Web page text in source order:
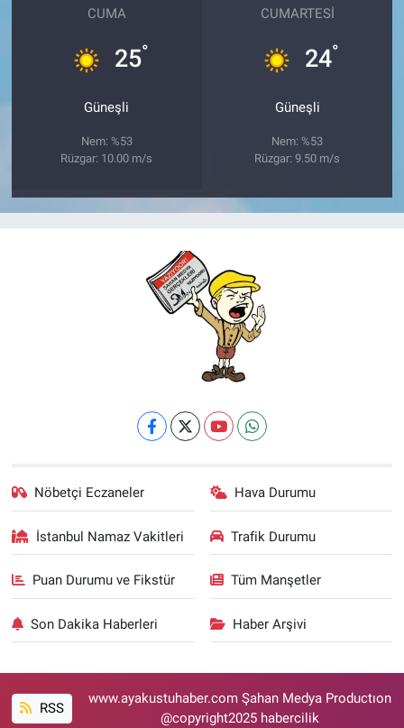
CUMA
25°
Güneşli
Nem: %53
Rüzgar: 10.00 m/s
CUMARTESI
24°
Güneşli
Nem: %53
Rüzgar: 9.50 m/s
Nöbetçi Eczaneler Hava Durumu
İstanbul Namaz Vakitleri Trafik Durumu
Puan Durumu ve Fikstür Tüm Manşetler
Son Dakika Haberleri Haber Arşivi
RSS
www.ayakustuhaber.com Şahan Medya Productıon
@copyright2025 habercilik